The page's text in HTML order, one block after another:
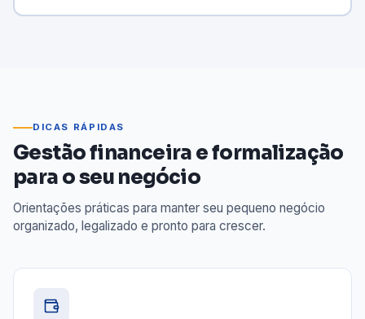
DICAS RÁPIDAS
Gestão financeira e formalização
para o seu negócio
Orientações práticas para manter seu pequeno negócio
organizado, legalizado e pronto para crescer.